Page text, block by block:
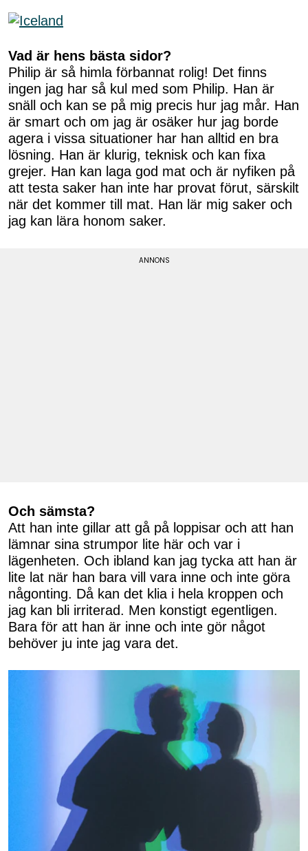
Vad är hens bästa sidor?
Philip är så himla förbannat rolig! Det finns
ingen jag har så kul med som Philip. Han är
snäll och kan se på mig precis hur jag mår. Han
är smart och om jag är osäker hur jag borde
agera i vissa situationer har han alltid en bra
lösning. Han är klurig, teknisk och kan fixa
grejer. Han kan laga god mat och är nyfiken på
att testa saker han inte har provat förut, särskilt
när det kommer till mat. Han lär mig saker och
jag kan lära honom saker.
Och sämsta?
Att han inte gillar att gå på loppisar och att han
lämnar sina strumpor lite här och var i
lägenheten. Och ibland kan jag tycka att han är
lite lat när han bara vill vara inne och inte göra
någonting. Då kan det klia i hela kroppen och
jag kan bli irriterad. Men konstigt egentligen.
Bara för att han är inne och inte gör något
behöver ju inte jag vara det.